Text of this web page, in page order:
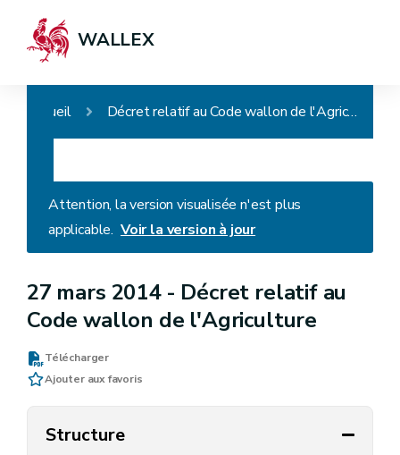
WALLEX
Accueil Décret relatif au Code wallon de l'Agriculture
Attention, la version visualisée n'est plus
applicable. Voir la version à jour
27 mars 2014 - Décret relatif au
Code wallon de l'Agriculture
Télécharger
Ajouter aux favoris
Structure